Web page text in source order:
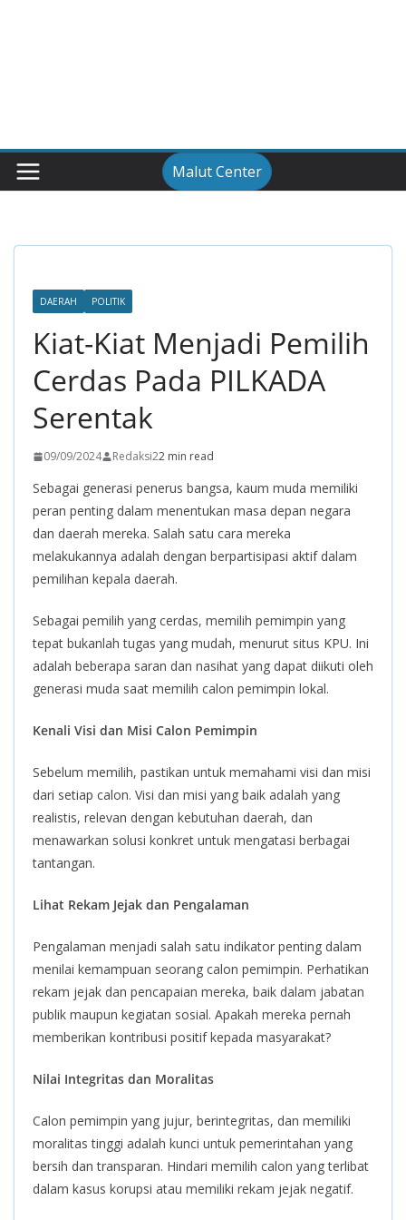
Malut Center
DAERAH POLITIK
Kiat-Kiat Menjadi Pemilih
Cerdas Pada PILKADA
Serentak
09/09/2024 Redaksi22 min read
Sebagai generasi penerus bangsa, kaum muda memiliki
peran penting dalam menentukan masa depan negara
dan daerah mereka. Salah satu cara mereka
melakukannya adalah dengan berpartisipasi aktif dalam
pemilihan kepala daerah.
Sebagai pemilih yang cerdas, memilih pemimpin yang
tepat bukanlah tugas yang mudah, menurut situs KPU. Ini
adalah beberapa saran dan nasihat yang dapat diikuti oleh
generasi muda saat memilih calon pemimpin lokal.
Kenali Visi dan Misi Calon Pemimpin
Sebelum memilih, pastikan untuk memahami visi dan misi
dari setiap calon. Visi dan misi yang baik adalah yang
realistis, relevan dengan kebutuhan daerah, dan
menawarkan solusi konkret untuk mengatasi berbagai
tantangan.
Lihat Rekam Jejak dan Pengalaman
Pengalaman menjadi salah satu indikator penting dalam
menilai kemampuan seorang calon pemimpin. Perhatikan
rekam jejak dan pencapaian mereka, baik dalam jabatan
publik maupun kegiatan sosial. Apakah mereka pernah
memberikan kontribusi positif kepada masyarakat?
Nilai Integritas dan Moralitas
Calon pemimpin yang jujur, berintegritas, dan memiliki
moralitas tinggi adalah kunci untuk pemerintahan yang
bersih dan transparan. Hindari memilih calon yang terlibat
dalam kasus korupsi atau memiliki rekam jejak negatif.